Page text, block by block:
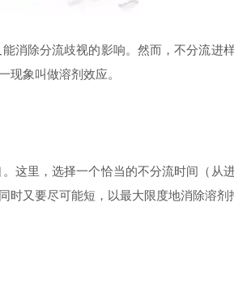
除分流歧视的影响。然而，不分流进
现象叫做溶剂效应。
这里，选择一个恰当的不分流时间（从
又要尽可能短，以最大限度地消除溶剂